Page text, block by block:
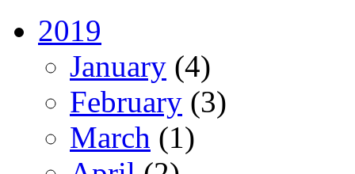
2019
January (4)
February (3)
March (1)